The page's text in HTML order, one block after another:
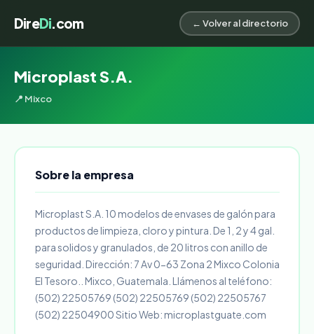
DireDi.com ← Volver al directorio
Microplast S.A.
📍 Mixco
Sobre la empresa
Microplast S.A. 10 modelos de envases de galón para
productos de limpieza, cloro y pintura. De 1, 2 y 4 gal.
para solidos y granulados, de 20 litros con anillo de
seguridad. Dirección: 7 Av 0-63 Zona 2 Mixco Colonia
El Tesoro.. Mixco, Guatemala. Llámenos al teléfono:
(502) 22505769 (502) 22505769 (502) 22505767
(502) 22504900 Sitio Web: microplastguate.com